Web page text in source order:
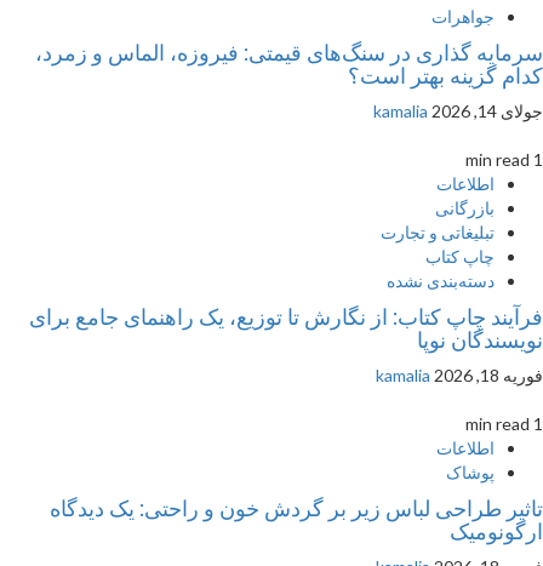
جواهرات
سرمایه گذاری در سنگ‌های قیمتی: فیروزه، الماس و زمرد،
کدام گزینه بهتر است؟
جولای 14, 2026 kamalia
1 min read
اطلاعات
بازرگانی
تبلیغاتی و تجارت
چاپ کتاب
دسته‌بندی نشده
فرآیند چاپ کتاب: از نگارش تا توزیع، یک راهنمای جامع برای
نویسندگان نوپا
فوریه 18, 2026 kamalia
1 min read
اطلاعات
پوشاک
تاثیر طراحی لباس زیر بر گردش خون و راحتی: یک دیدگاه
ارگونومیک